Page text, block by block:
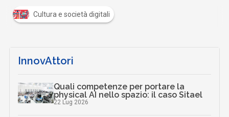
Cultura e società digitali
InnovAttori
Quali competenze per portare la
physical AI nello spazio: il caso Sitael
22 Lug 2026